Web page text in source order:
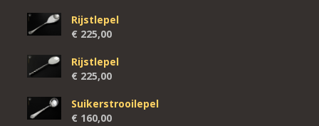
Rijstlepel
€ 225,00
Rijstlepel
€ 225,00
Suikerstrooilepel
€ 160,00